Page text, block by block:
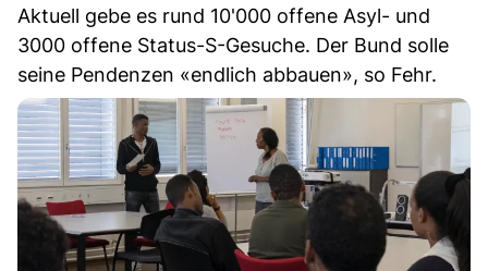
Aktuell gebe es rund 10'000 offene Asyl- und
3000 offene Status-S-Gesuche. Der Bund solle
seine Pendenzen «endlich abbauen», so Fehr.